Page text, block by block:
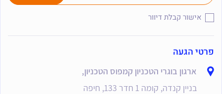
פרטי הגעה
ארגון בוגרי הטכניון קמפוס הטכניון,
בניין קנדה, קומה 1 חדר 133, חיפה
אישור קבלת דיוור